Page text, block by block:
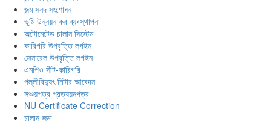
জন্ম সনদ সংশোধন
ভূমি উন্নয়ন কর ব্যবস্থাপনা
অটোমেটেড চালান সিস্টেম
কারিগরি উপবৃত্তি লগইন
জেনারেল উপবৃত্তি লগইন
এমপিও সীট-কারিগরি
পল্লীবিদ্যুৎ মিটার আবেদন
সঞ্চয়পত্র প্রত্যয়নপত্র
NU Certificate Correction
চালান জমা